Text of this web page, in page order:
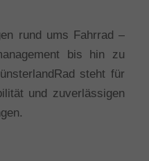
rund ums Fahrrad –
bis hin zu
steht für
und zuverlässigen